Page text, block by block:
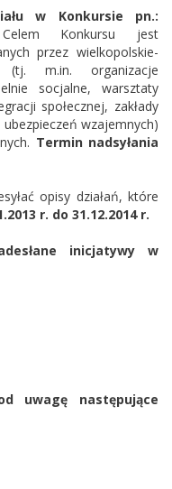
w Konkursie pn.:
Konkursu jest
przez wielkopolskie­­
(tj. m.in. organizacje
socjalne, warsztaty
społecznej, zakłady
wzajemnych)
Termin nadsyłania
opisy działań, które
r. do 31.12.2014 r.
inicjatywy w
uwagę następujące